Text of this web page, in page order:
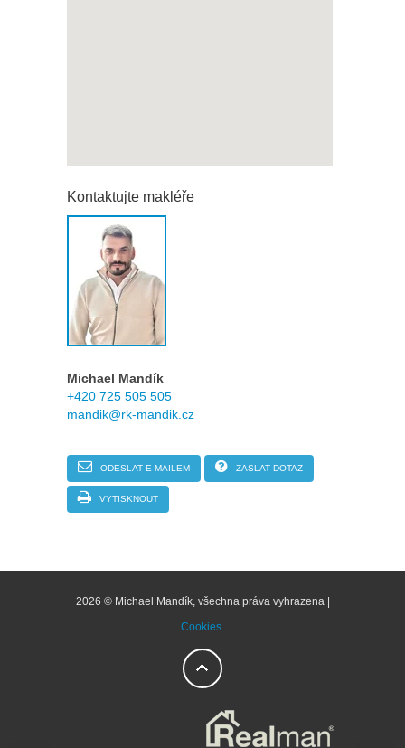
Kontaktujte makléře
Michael Mandík
+420 725 505 505
mandik@rk-mandik.cz
ODESLAT E-MAILEM ZASLAT DOTAZ
VYTISKNOUT
2026 © Michael Mandík, všechna práva vyhrazena |
Cookies.